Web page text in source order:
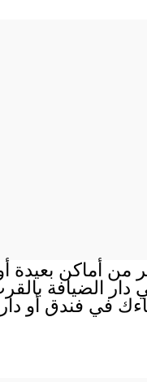
من أماكن بعيدة
دار الضيافة
في فندق أو